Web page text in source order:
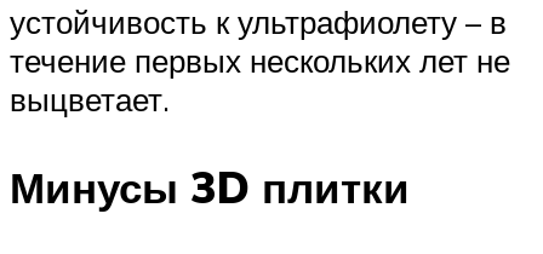
устойчивость к ультрафиолету – в
течение первых нескольких лет не
выцветает.
Минусы 3D плитки